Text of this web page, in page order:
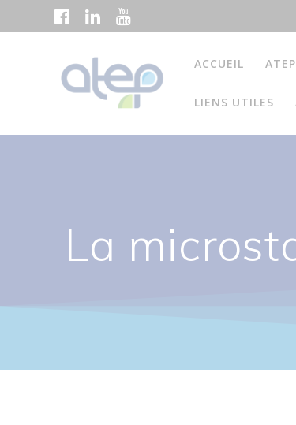
au
ACCUEIL ATEP
LIENS UTILES
La